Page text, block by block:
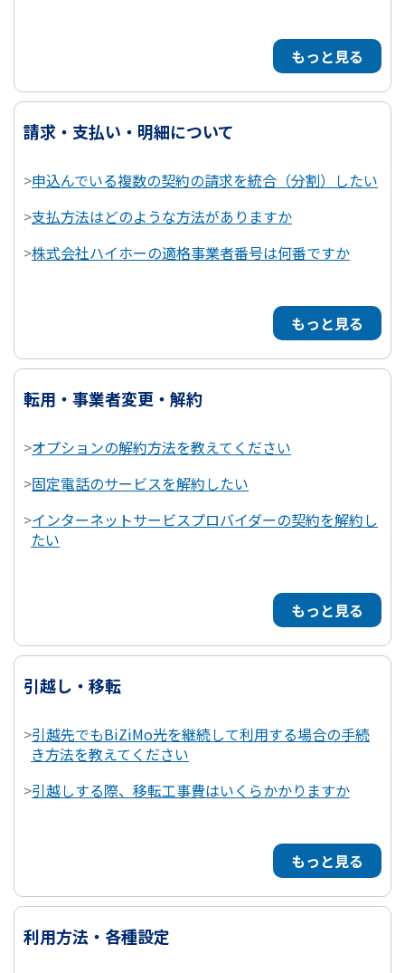
もっと見る
請求・支払い・明細について
>申込んでいる複数の契約の請求を統合（分割）したい
>支払方法はどのような方法がありますか
>株式会社ハイホーの適格事業者番号は何番ですか
もっと見る
転用・事業者変更・解約
>オプションの解約方法を教えてください
>固定電話のサービスを解約したい
>インターネットサービスプロバイダーの契約を解約し
たい
もっと見る
引越し・移転
>引越先でもBiZiMo光を継続して利用する場合の手続
き方法を教えてください
>引越しする際、移転工事費はいくらかかりますか
もっと見る
利用方法・各種設定